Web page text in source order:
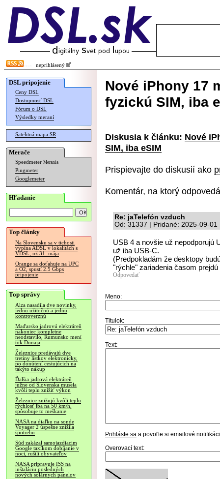
neprihlásený
DSL pripojenie
Ceny DSL
Dostupnosť DSL
Fórum o DSL
Výsledky meraní
Satelitná mapa SR
Merače
Speedmeter Merania
Pingmeter
Googlemeter
Hľadanie
Top články
Na Slovensku sa v tichosti
vypína ADSL v lokalitách s
VDSL, už 31. mája
Orange sa doťahuje na UPC
a O2, spustí 2.5 Gbps
pripojenie
Top správy
Alza nasadila dve novinky,
jednu užitočnú a jednu
kontroverznú
Maďarsko jadrovú elektráreň
nakoniec kompletne
neodstavilo, Rumunsko mení
tok Dunaja
Železnice predávajú dve
tretiny lístkov elektronicky,
po donútení cestujúcich na
takýto nákup
Ďalšia jadrová elektráreň
južne od Slovenska musela
kvôli teplu znížiť výkon
Železnice znižujú kvôli teplu
rýchlosť iba na 50 km/h,
spôsobuje to meškanie
NASA na diaľku na sonde
Voyager 2 úspešne znížila
spotrebu
Súd zakázal samojazdiacim
Google taxíkom dobíjanie v
noci, rušili obyvateľov
NASA pripravuje ISS na
inštaláciu posledných
nových solárnych panelov
Nové iPhony 17
fyzickú SIM, iba
Diskusia k článku: Nové
SIM, iba eSIM
Prispievajte do diskusií ako
Komentár, na ktorý
Re: jaTelefón vzduch
Od: 31337 | Pridané: 2025-09-01
USB 4 a novšie už nepodporujú
už iba USB-C.
(Predpokladám že desktopy
"rýchle" zariadenia časom
Odpovedať
Meno:
Titulok:
Text:
Prihláste sa a povoľte si emailové
Overovací text: